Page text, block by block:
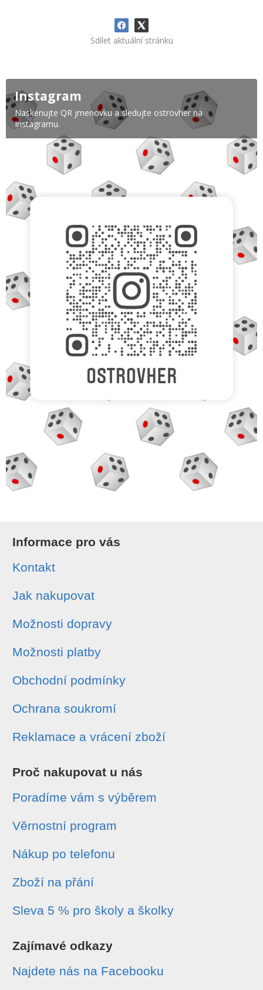
Sdílet aktuální stránku
Instagram
Naskenujte QR jmenovku a sledujte ostrovher na
Instagramu.
Informace pro vás
Kontakt
Jak nakupovat
Možnosti dopravy
Možnosti platby
Obchodní podmínky
Ochrana soukromí
Reklamace a vrácení zboží
Proč nakupovat u nás
Poradíme vám s výběrem
Věrnostní program
Nákup po telefonu
Zboží na přání
Sleva 5 % pro školy a školky
Zajímavé odkazy
Najdete nás na Facebooku